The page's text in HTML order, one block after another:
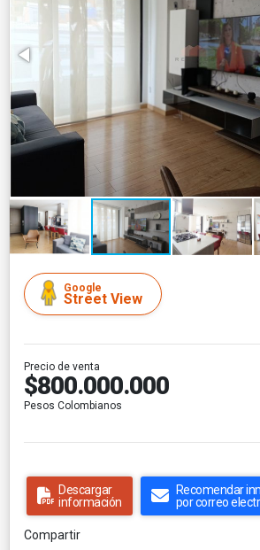
Google
Street View
Precio de venta
$800.000.000
Pesos Colombianos
Descargar
información
Recomendar
por correo
Compartir